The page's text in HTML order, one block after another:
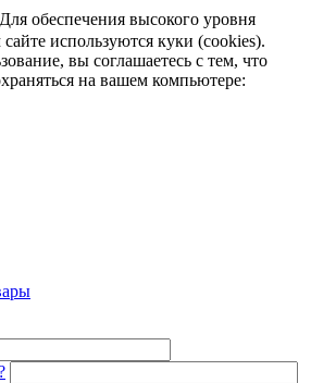
Для обеспечения высокого уровня
используются куки (cookies).
вы соглашаетесь с тем, что
на вашем компьютере: